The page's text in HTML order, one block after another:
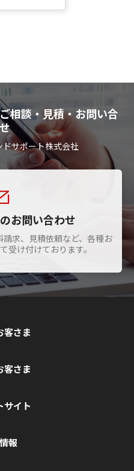
相談・見積・お問い合
サポート株式会社
お問い合わせ
求、見積依頼など、各種お
受け付けております。
客さま
客さま
サイト
報